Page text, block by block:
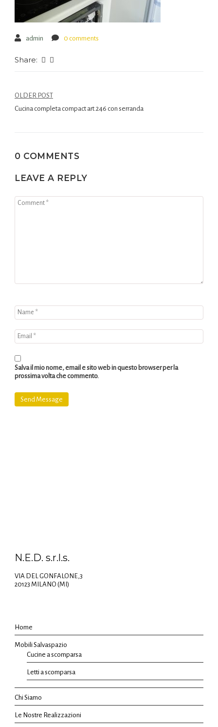
admin 0 comments
Share:
OLDER POST
Cucina completa compact art.246 con serranda
0 COMMENTS
LEAVE A REPLY
Salva il mio nome, email e sito web in questo browser per la
prossima volta che commento.
N.E.D. s.r.l.s.
VIA DEL GONFALONE,3
20123 MILANO (MI)
Home
Mobili Salvaspazio
Cucine a scomparsa
Letti a scomparsa
Chi Siamo
Le Nostre Realizzazioni